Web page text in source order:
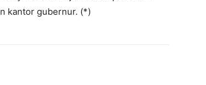
kantor gubernur. (*)